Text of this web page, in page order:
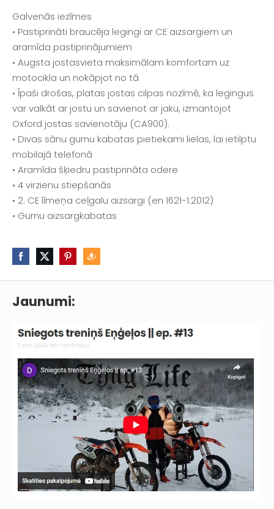
Jaunumi:
Galvenās iezīmes
• Pastiprināti braucēja legingi ar CE aizsargiem un
aramīda pastiprinājumiem
• Augsta jostasvieta maksimālam komfortam uz
motocikla un nokāpjot no tā
• Īpaši drošas, platas jostas cilpas nozīmē, ka legingus
var valkāt ar jostu un savienot ar jaku, izmantojot
Oxford jostas savienotāju (CA900).
• Divas sānu gurnu kabatas pietiekami lielas, lai ietilptu
mobilajā telefonā
• Aramīda šķiedru pastiprināta odere
• 4 virzienu stiepšanās
• 2. CE līmeņa ceļgalu aizsargi (en 1621-1:2012)
• Gurnu aizsargkabatas